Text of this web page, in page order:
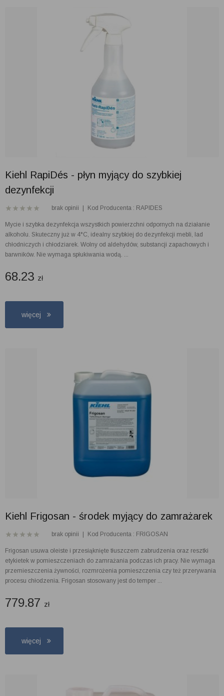
Kiehl RapiDés - płyn myjący do szybkiej
dezynfekcji
brak opinii Kod Producenta : RAPIDES
Mycie i szybka dezynfekcja wszystkich powierzchni odpornych na działanie
alkoholu. Skuteczny już w 4°C, idealny szybkiej do dezynfekcji mebli, lad
chłodniczych i chłodziarek. Wolny od aldehydów, substancji zapachowych i
barwników. Nie wymaga spłukiwania wodą. ...
68.23 zł
więcej
Kiehl Frigosan - środek myjący do zamrażarek
brak opinii Kod Producenta : FRIGOSAN
Frigosan usuwa oleiste i przesiąknięte tłuszczem zabrudzenia oraz resztki
etykietek w pomieszczeniach do zamrażania podczas ich pracy. Nie wymaga
przemieszczenia żywności, rozmrożenia pomieszczenia czy też przerywania
procesu chłodzenia. Frigosan stosowany jest do temper ...
779.87 zł
więcej